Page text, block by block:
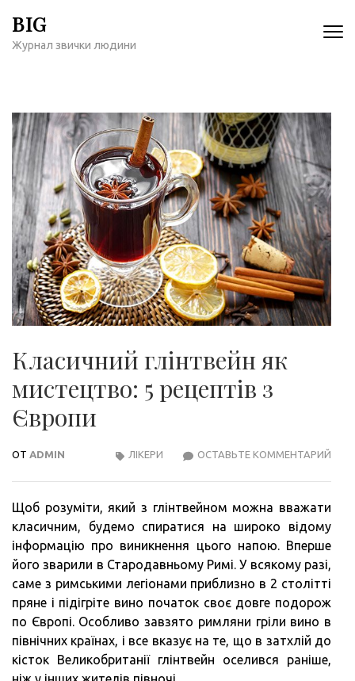
содержимому
BIG
Журнал звички людини
Класичний глінтвейн як
мистецтво: 5 рецептів з
Європи
ОТ ADMIN ОСТАВЬТЕ КОММЕНТАРИЙ
ЛІКЕРИ
Щоб розуміти, який з глінтвейном можна вважати
класичним, будемо спиратися на широко відому
інформацію про виникнення цього напою. Вперше
його зварили в Стародавньому Римі. У всякому разі,
саме з римськими легіонами приблизно в 2 столітті
пряне і підігріте вино початок своє довге подорож
по Європі. Особливо завзято римляни гріли вино в
північних країнах, і все вказує на те, що в затхлій до
кісток Великобританії глінтвейн оселився раніше,